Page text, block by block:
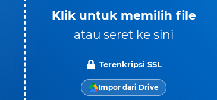
Klik untuk memilih file
atau seret ke sini
Terenkripsi SSL
Impor dari Drive